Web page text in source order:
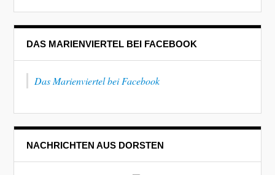
DAS MARIENVIERTEL BEI FACEBOOK
Das Marienviertel bei Facebook
NACHRICHTEN AUS DORSTEN